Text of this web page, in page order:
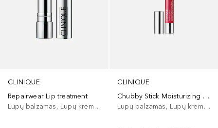
CLINIQUE
Repairwear Lip treatment
Lūpų balzamas, Lūpų kremas
CLINIQUE
Chubby Stick Moisturizing Lip Colour Balm
Lūpų balzamas, Lūpų kremas